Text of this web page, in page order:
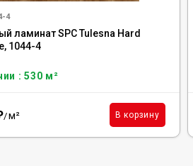
4
ламинат SPC Tulesna Hard
1044-4
: 530 м²
/м² В корзину